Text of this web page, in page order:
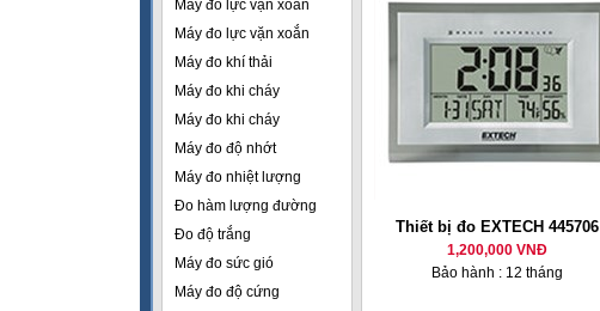
Máy đo lực vặn xoắn
Máy đo lực vặn xoắn
Máy đo khí thải
Máy đo khi cháy
Máy đo khi cháy
Máy đo độ nhớt
Máy đo nhiệt lượng
Đo hàm lượng đường
Đo độ trắng
Máy đo sức gió
Máy đo độ cứng
Thiết bị đo EXTECH 445706
1,200,000 VNĐ
Bảo hành : 12 tháng